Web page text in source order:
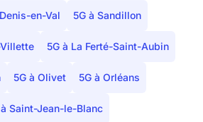
en-Val 5G à Sandillon
5G à La Ferté-Saint-Aubin
5G à Olivet 5G à Orléans
à Saint-Jean-le-Blanc